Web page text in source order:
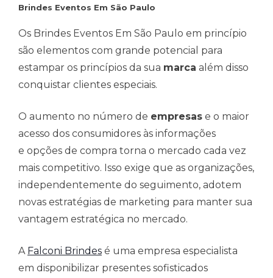
Brindes Eventos Em São Paulo
Os Brindes Eventos Em São Paulo em princípio
são elementos com grande potencial para
estampar os princípios da sua marca além disso
conquistar clientes especiais.
O aumento no número de empresas e o maior
acesso dos consumidores às informações
e opções de compra torna o mercado cada vez
mais competitivo. Isso exige que as organizações,
independentemente do seguimento, adotem
novas estratégias de marketing para manter sua
vantagem estratégica no mercado.
A Falconi Brindes é uma empresa especialista
em disponibilizar presentes sofisticados